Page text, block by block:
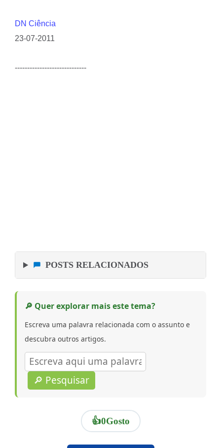
DN Ciência
23-07-2011
-----------------------------
POSTS RELACIONADOS
🔎 Quer explorar mais este tema?
Escreva uma palavra relacionada com o assunto e
descubra outros artigos.
🔎 Pesquisar
👍0Gosto